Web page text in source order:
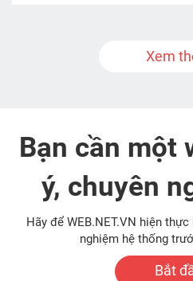
Xem
Bạn cần một
ý, chuyên
Hãy để WEB.NET.VN hiện
nghiệm hệ thống
Bắt